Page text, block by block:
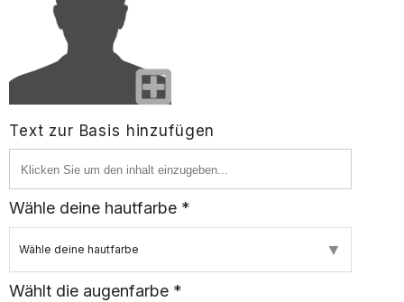
Text zur Basis hinzufügen
Wähle deine hautfarbe *
Wähle deine hautfarbe ▼
Wählt die augenfarbe *